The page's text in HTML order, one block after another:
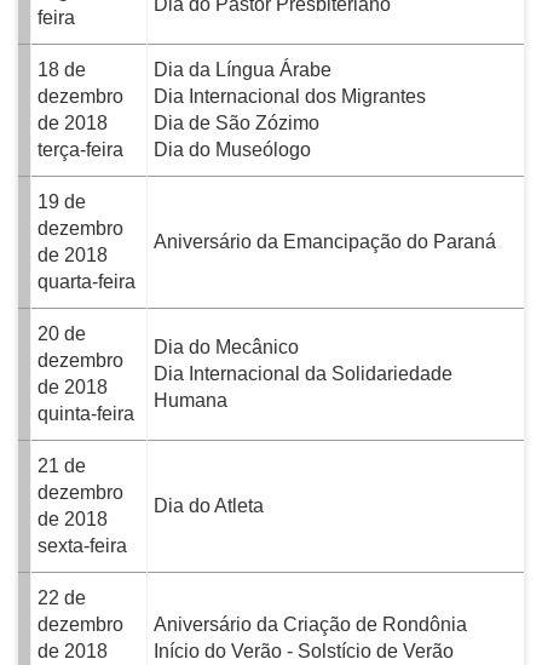
feira
18 de
dezembro
de 2018
terça-feira
Dia da Língua Árabe
Dia Internacional dos Migrantes
Dia de São Zózimo
Dia do Museólogo
19 de
dezembro
de 2018
quarta-feira
Aniversário da Emancipação do Paraná
20 de
dezembro
de 2018
quinta-feira
Dia do Mecânico
Dia Internacional da Solidariedade
Humana
21 de
dezembro
de 2018
sexta-feira
Dia do Atleta
22 de
dezembro
de 2018
Aniversário da Criação de Rondônia
Início do Verão - Solstício de Verão